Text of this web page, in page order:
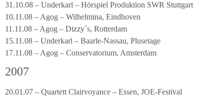
31.10.08 – Underkarl – Hörspiel Produktion SWR Stuttgart
10.11.08 – Agog – Wilhelmina, Eindhoven
11.11.08 – Agog – Dizzy´s, Rotterdam
15.11.08 – Underkarl – Baarle-Nassau, Plusetage
17.11.08 – Agog – Conservatorium, Amsterdam
2007
20.01.07 – Quartett Clairvoyance – Essen, JOE-Festival